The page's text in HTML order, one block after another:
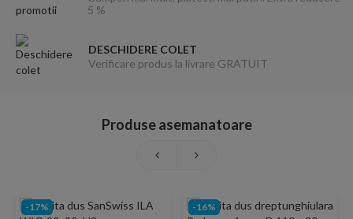
5 %
DESCHIDERE COLET
Verificare produs la livrare GRATUIT
Produse asemanatoare
-17% -16%